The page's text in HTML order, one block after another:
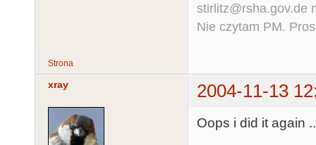
stirlitz@rsha.gov.de
Nie czytam PM.
Strona
xray 2004-11-13
Oops i did it again